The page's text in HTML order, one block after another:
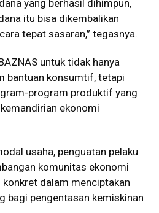
yang berhasil dihimpun,
itu bisa dikembalikan
tepat sasaran,” tegasnya.
untuk tidak hanya
bantuan konsumtif, tetapi
program produktif yang
ekonomi
usaha, penguatan pelaku
komunitas ekonomi
dalam menciptakan
bagi pengentasan kemiskinan